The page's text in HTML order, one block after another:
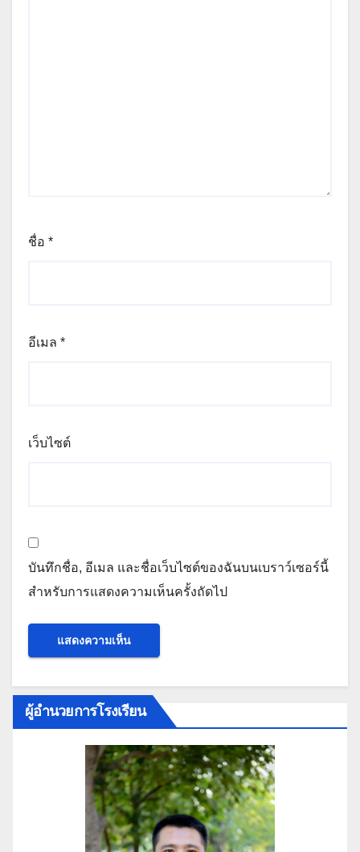
ชื่อ *
อีเมล *
เว็บไซต์
บันทึกชื่อ, อีเมล และชื่อเว็บไซต์ของฉันบนเบราว์เซอร์นี้
สำหรับการแสดงความเห็นครั้งถัดไป
ผู้อำนวยการโรงเรียน